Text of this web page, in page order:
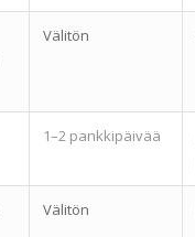
Välitön
1–2 pankkipäivää
Välitön